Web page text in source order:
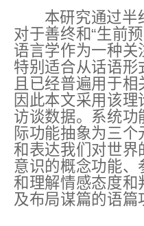
本研究通过半
对于善终和“生前
语言学作为一种关
特别适合从话语形
且已经普遍用于相
因此本文采用该
访谈数据。系统功
际功能抽象为三
和表达我们对世界
意识的概念功能、
和理解情感态度和
及布局谋篇的语篇